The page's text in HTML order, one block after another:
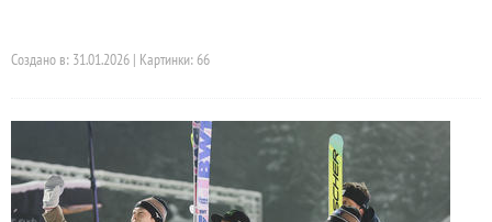
Создано в: 31.01.2026 | Картинки: 66